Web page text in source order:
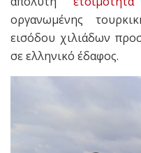
οργανωμένης
εισόδου χιλιάδων
σε ελληνικό έδαφος.